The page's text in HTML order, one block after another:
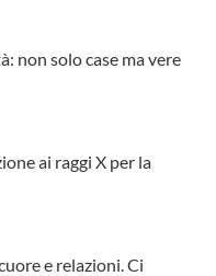
non solo case ma vere
ai raggi X per la
e relazioni. Ci